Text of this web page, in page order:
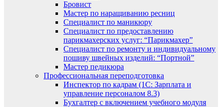
Бровист
Мастер по наращиванию ресниц
Специалист по маникюру
Специалист по предоставлению
парикмахерских услуг: “Парикмахер”
Специалист по ремонту и индивидуальному
пошиву швейных изделий: “Портной”
Мастер педикюра
Профессиональная переподготовка
Инспектор по кадрам (1С: Зарплата и
управление персоналом 8.3)
Бухгалтер с включением учебного модуля